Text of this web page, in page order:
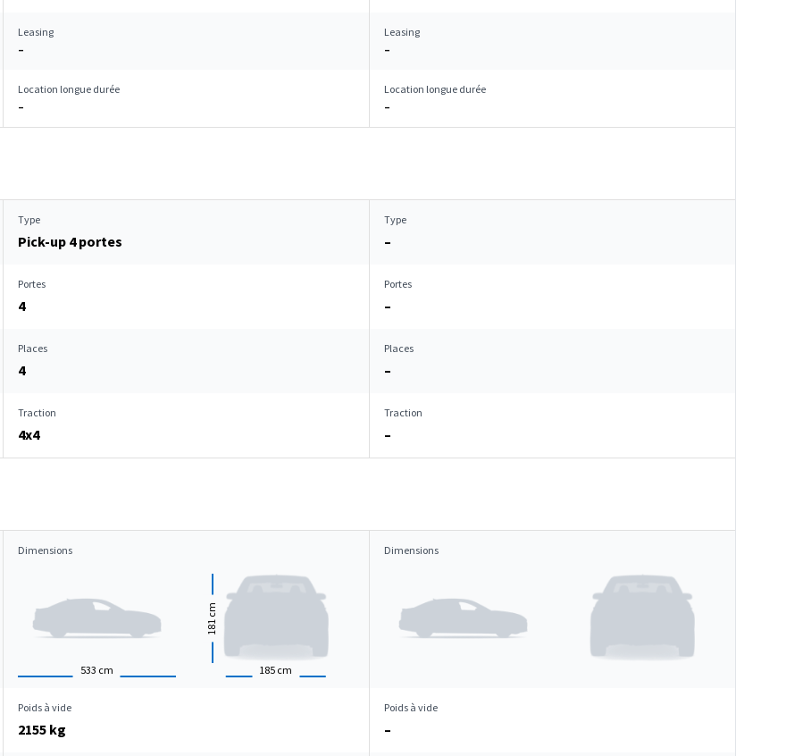
Leasing
–
Leasing
–
Location longue durée
–
Location longue durée
–
Type
Pick-up 4 portes
Type
–
Portes
4
Portes
–
Places
4
Places
–
Traction
4x4
Traction
–
Dimensions
533 cm 185 cm
181
cm
Dimensions
Poids à vide
2155 kg
Poids à vide
–